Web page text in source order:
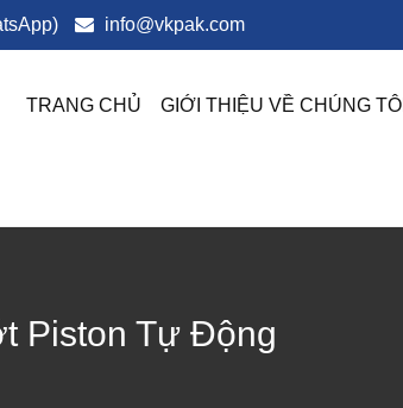
info@vkpak.com
TRANG CHỦ GIỚI THIỆU VỀ CHÚNG TÔI
Piston Tự Động